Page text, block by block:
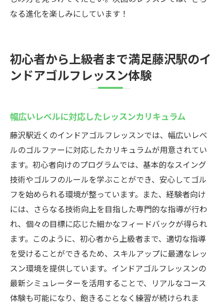
なる進化を楽しみにしています！
初心者から上級者まで満足藤沢駅のイ
ンドアゴルフレッスン体験
幅広いレベルに対応したレッスンカリキュラム
藤沢駅近くのインドアゴルフレッスンでは、幅広いレベ
ルのゴルファーに対応したカリキュラムが用意されてい
ます。初心者向けのプログラムでは、基本的なスイング
技術やゴルフのルールを学ぶことができ、安心してゴル
フを始められる環境が整っています。また、経験者向け
には、さらなる技術向上を目指した専門的な指導が行わ
れ、個々の目標に応じた細かなフィードバックが得られ
ます。このように、初心者から上級者まで、適切な指導
を受けることができるため、スキルアップに最適なレッ
スン環境を提供しています。インドアゴルフレッスンの
最新シミュレーターを活用することで、リアルなコース
体験も可能になり、飽きることなく練習が続けられま